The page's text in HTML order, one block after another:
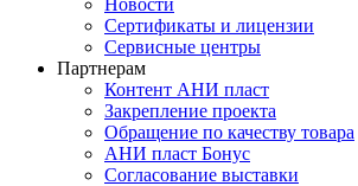
Новости
Сертификаты и лицензии
Сервисные центры
Партнерам
Контент АНИ пласт
Закрепление проекта
Обращение по качеству товара
АНИ пласт Бонус
Согласование выставки